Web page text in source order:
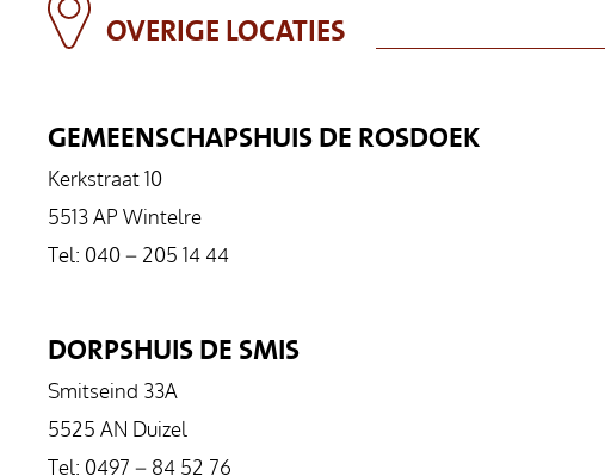
OVERIGE LOCATIES
GEMEENSCHAPSHUIS DE ROSDOEK
Kerkstraat 10
5513 AP Wintelre
Tel: 040 – 205 14 44
DORPSHUIS DE SMIS
Smitseind 33A
5525 AN Duizel
Tel: 0497 – 84 52 76